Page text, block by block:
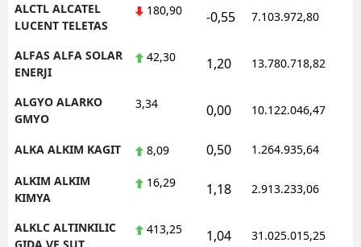
ALCTL ALCATEL
LUCENT TELETAS
180,90 -0,55 7.103.972,80
ALFAS ALFA SOLAR
ENERJI
42,30 1,20 13.780.718,82
ALGYO ALARKO
GMYO
3,34 0,00 10.122.046,47
ALKA ALKIM KAGIT 8,09 0,50 1.264.935,64
ALKIM ALKIM
KIMYA
16,29 1,18 2.913.233,06
ALKLC ALTINKILIC
413,25 1,04 31.025.015,25